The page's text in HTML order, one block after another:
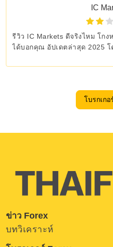
IC
รีวิว IC Markets ดีจริงไหม โกง
ได้บอกคุณ อัปเดตล่าสุด 2025 โ
โบรกเก
ข่าว Forex
บทวิเคราะห์